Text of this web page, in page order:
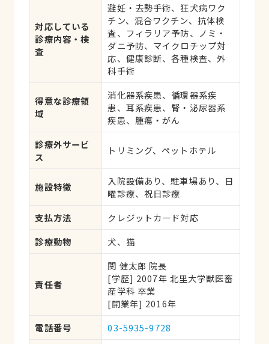
対応している
診療内容・検
査
避妊・去勢手術、狂犬病ワク
チン、混合ワクチン、抗体検
査、フィラリア予防、ノミ・
ダニ予防、マイクロチップ対
応、健康診断、各種検査、外
科手術
得意な診療領
域
消化器系疾患、循環器系疾
患、耳系疾患、腎・泌尿器系
疾患、腫瘍・がん
診療外サービ
ス
トリミング、ペットホテル
施設特徴
入院設備あり、駐車場あり、日
曜診療、祝日診療
支払方法
クレジットカード対応
診療動物
犬、猫
責任者
関 健太郎 院長
[学歴] 2007年 北里大学獣医畜
産学科 卒業
[開業年] 2016年
電話番号
03-5935-9728